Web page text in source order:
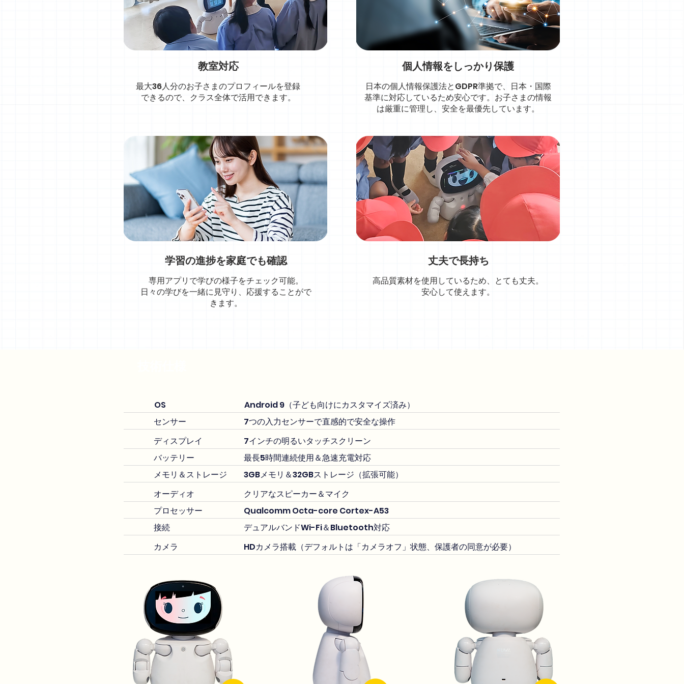
教室対応
最大36人分のお子さまのプロフィールを登録
できるので、クラス全体で活用できます。
学習の進捗を家庭でも確認
専用アプリで学びの様子をチェック可能。
日々の学びを一緒に見守り、応援することがで
きます。
個人情報をしっかり保護
日本の個人情報保護法とGDPR準拠で、日本・国際
基準に対応しているため安心です。お子さまの情報
は厳重に管理し、安全を最優先しています。
丈夫で長持ち
高品質素材を使用しているため、とても丈夫。
安心して使えます。
OS
Android 9（子ども向けにカスタマイズ済み）
センサー
7つの入力センサーで直感的で安全な操作
ディスプレイ
7インチの明るいタッチスクリーン
バッテリー
最長5時間連続使用＆急速充電対応
メモリ＆ストレージ
3GBメモリ＆32GBストレージ（拡張可能）
オーディオ
クリアなスピーカー＆マイク
プロセッサー
Qualcomm Octa-core Cortex-A53
接続
デュアルバンドWi-Fi＆Bluetooth対応
カメラ
HDカメラ搭載（デフォルトは「カメラオフ」状態、保護者の同意が必要）